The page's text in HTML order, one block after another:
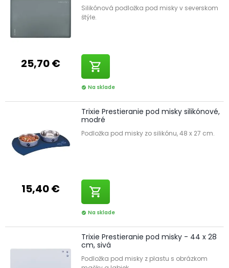
25,70 €
Silikónová podložka pod misky v severskom
štýle.
shopping_cart
check_circle Na sklade
15,40 €
Trixie Prestieranie pod misky silikónové,
modré
Podložka pod misky zo silikónu, 48 x 27 cm.
shopping_cart
check_circle Na sklade
Trixie Prestieranie pod misky - 44 x 28
cm, sivá
Podložka pod misky z plastu s obrázkom